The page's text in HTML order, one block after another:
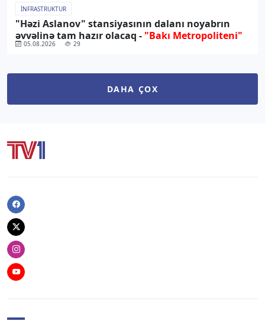
İNFRASTRUKTUR
"Həzi Aslanov" stansiyasının dalanı noyabrın
əvvəlinə tam hazır olacaq - "Bakı Metropoliteni"
05.08.2026 29
DAHA ÇOX
Facebook
Twitter
Instagram
Youtube